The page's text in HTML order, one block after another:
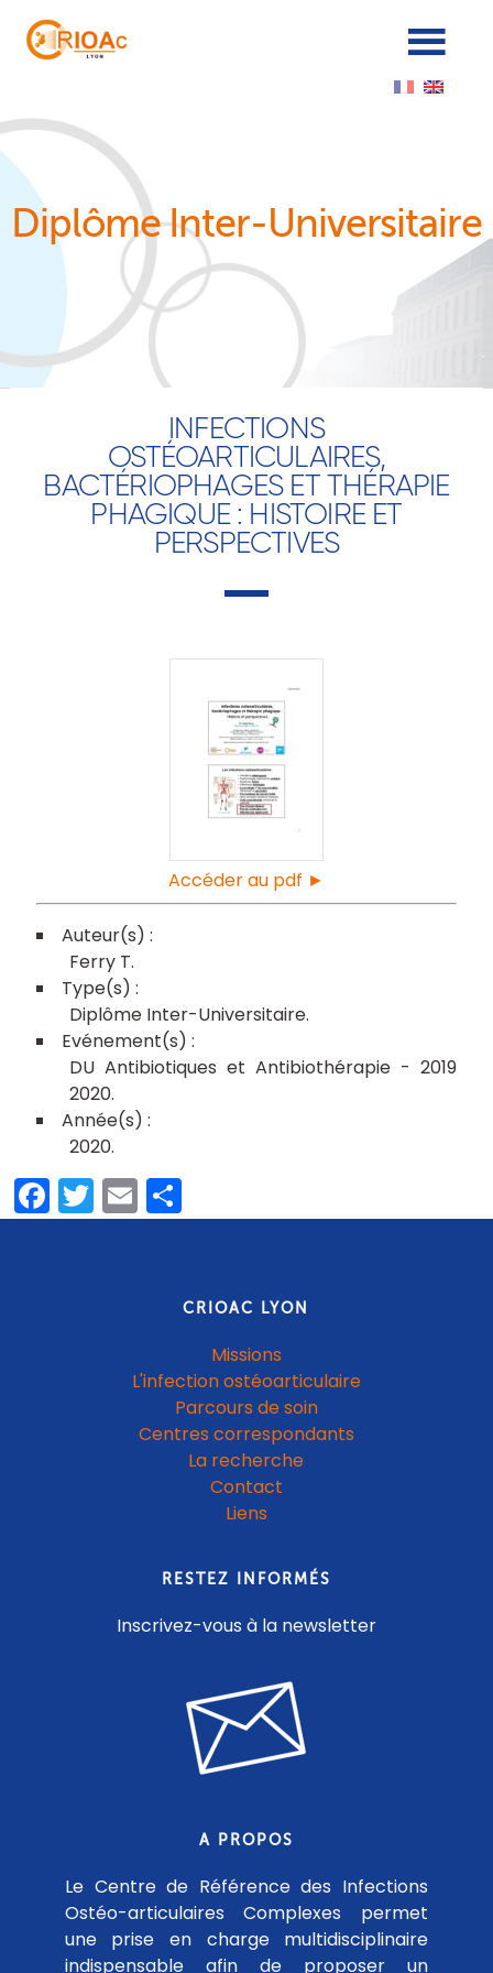
Diplôme Inter-Universitaire
INFECTIONS
OSTÉOARTICULAIRES,
BACTÉRIOPHAGES ET THÉRAPIE
PHAGIQUE : HISTOIRE ET
PERSPECTIVES
Accéder au pdf ►
Ferry T
Diplôme Inter-Universitaire
DU Antibiotiques et Antibiothérapie - 2019
2020
2020
Facebook
Twitter
EmailShare
CRIOAC LYON
Missions
L'infection ostéoarticulaire
Parcours de soin
Centres correspondants
La recherche
Contact
Liens
RESTEZ INFORMÉS
Inscrivez-vous à la newsletter
A PROPOS
Le Centre de Référence des Infections
Ostéo-articulaires Complexes permet
une prise en charge multidisciplinaire
indispensable afin de proposer un
Cookies management panel